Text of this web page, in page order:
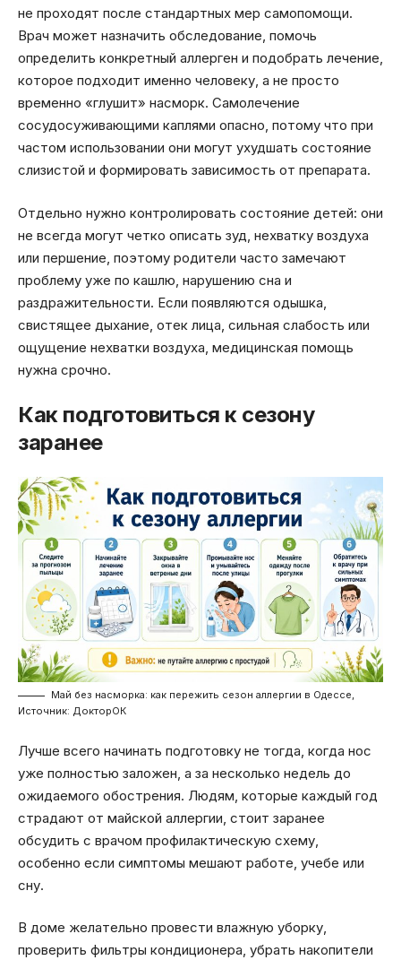
не проходят после стандартных мер самопомощи.
Врач может назначить обследование, помочь
определить конкретный аллерген и подобрать лечение,
которое подходит именно человеку, а не просто
временно «глушит» насморк. Самолечение
сосудосуживающими каплями опасно, потому что при
частом использовании они могут ухудшать состояние
слизистой и формировать зависимость от препарата.
Отдельно нужно контролировать состояние детей: они
не всегда могут четко описать зуд, нехватку воздуха
или першение, поэтому родители часто замечают
проблему уже по кашлю, нарушению сна и
раздражительности. Если появляются одышка,
свистящее дыхание, отек лица, сильная слабость или
ощущение нехватки воздуха, медицинская помощь
нужна срочно.
Как подготовиться к сезону
заранее
Май без насморка: как пережить сезон аллергии в Одессе,
Источник: ДокторОК
Лучше всего начинать подготовку не тогда, когда нос
уже полностью заложен, а за несколько недель до
ожидаемого обострения. Людям, которые каждый год
страдают от майской аллергии, стоит заранее
обсудить с врачом профилактическую схему,
особенно если симптомы мешают работе, учебе или
сну.
В доме желательно провести влажную уборку,
проверить фильтры кондиционера, убрать накопители